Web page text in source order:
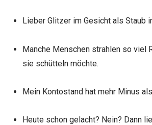
Lieber Glitzer im Gesicht als Staub
Manche Menschen strahlen so viel
sie schütteln möchte.
Mein Kontostand hat mehr Minus
Heute schon gelacht? Nein? Dann